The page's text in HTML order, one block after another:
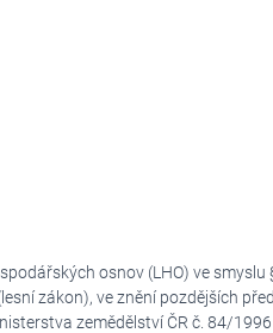
osnov (LHO) ve
zákon), ve znění pozdějších
zemědělství ČR č. 84/1996